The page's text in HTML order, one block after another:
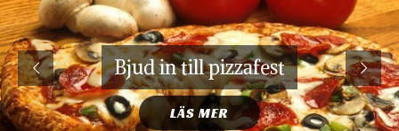
Bjud in till pizzafest
LÄS MER